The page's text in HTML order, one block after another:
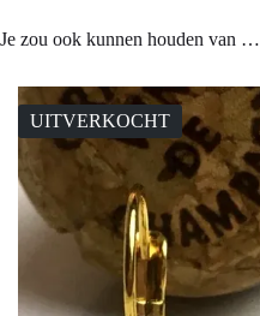
Je zou ook kunnen houden van …
UITVERKOCHT